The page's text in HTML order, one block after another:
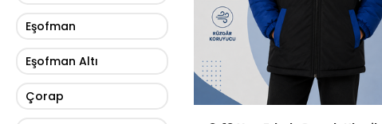
Eşofman
Eşofman Altı
Çorap